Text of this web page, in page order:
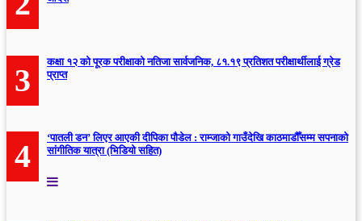
3
कक्षा १२ को पूरक परीक्षाको नतिजा सार्वजनिक, ८१.१९ प्रतिशत परीक्षार्थीलाई ग्रेड
प्राप्त
4
‘पातली डन’ लिएर आएकी दीपिका पौडेल : राम्जाको गाउँदेखि काठमाडौँसम्म सपनाको
सांगीतिक यात्रा (भिडियो सहित)